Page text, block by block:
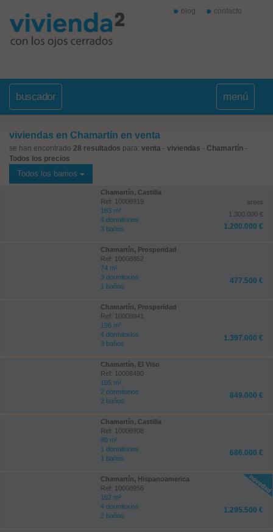
blog contacto
buscador menú
viviendas en Chamartín en venta
se han encontrado 28 resultados para: venta - viviendas - Chamartín -
Todos los precios
Todos los barrios
Chamartín, Castilla
Ref: 10008919
183 m²
4 dormitorios
3 baños
antes
1.300.000 €
1.200.000 €
Chamartín, Prosperidad
Ref: 10008852
74 m²
3 dormitorios
1 baños
477.500 €
Chamartín, Prosperidad
Ref: 10008941
196 m²
4 dormitorios
3 baños
1.397.000 €
Chamartín, El Viso
Ref: 10008490
105 m²
2 dormitorios
2 baños
849.000 €
Chamartín, Castilla
Ref: 10008908
80 m²
1 dormitorios
1 baños
686.000 €
Chamartín, Hispanoamerica
Ref: 10008956
152 m²
4 dormitorios
2 baños
1.295.500 €